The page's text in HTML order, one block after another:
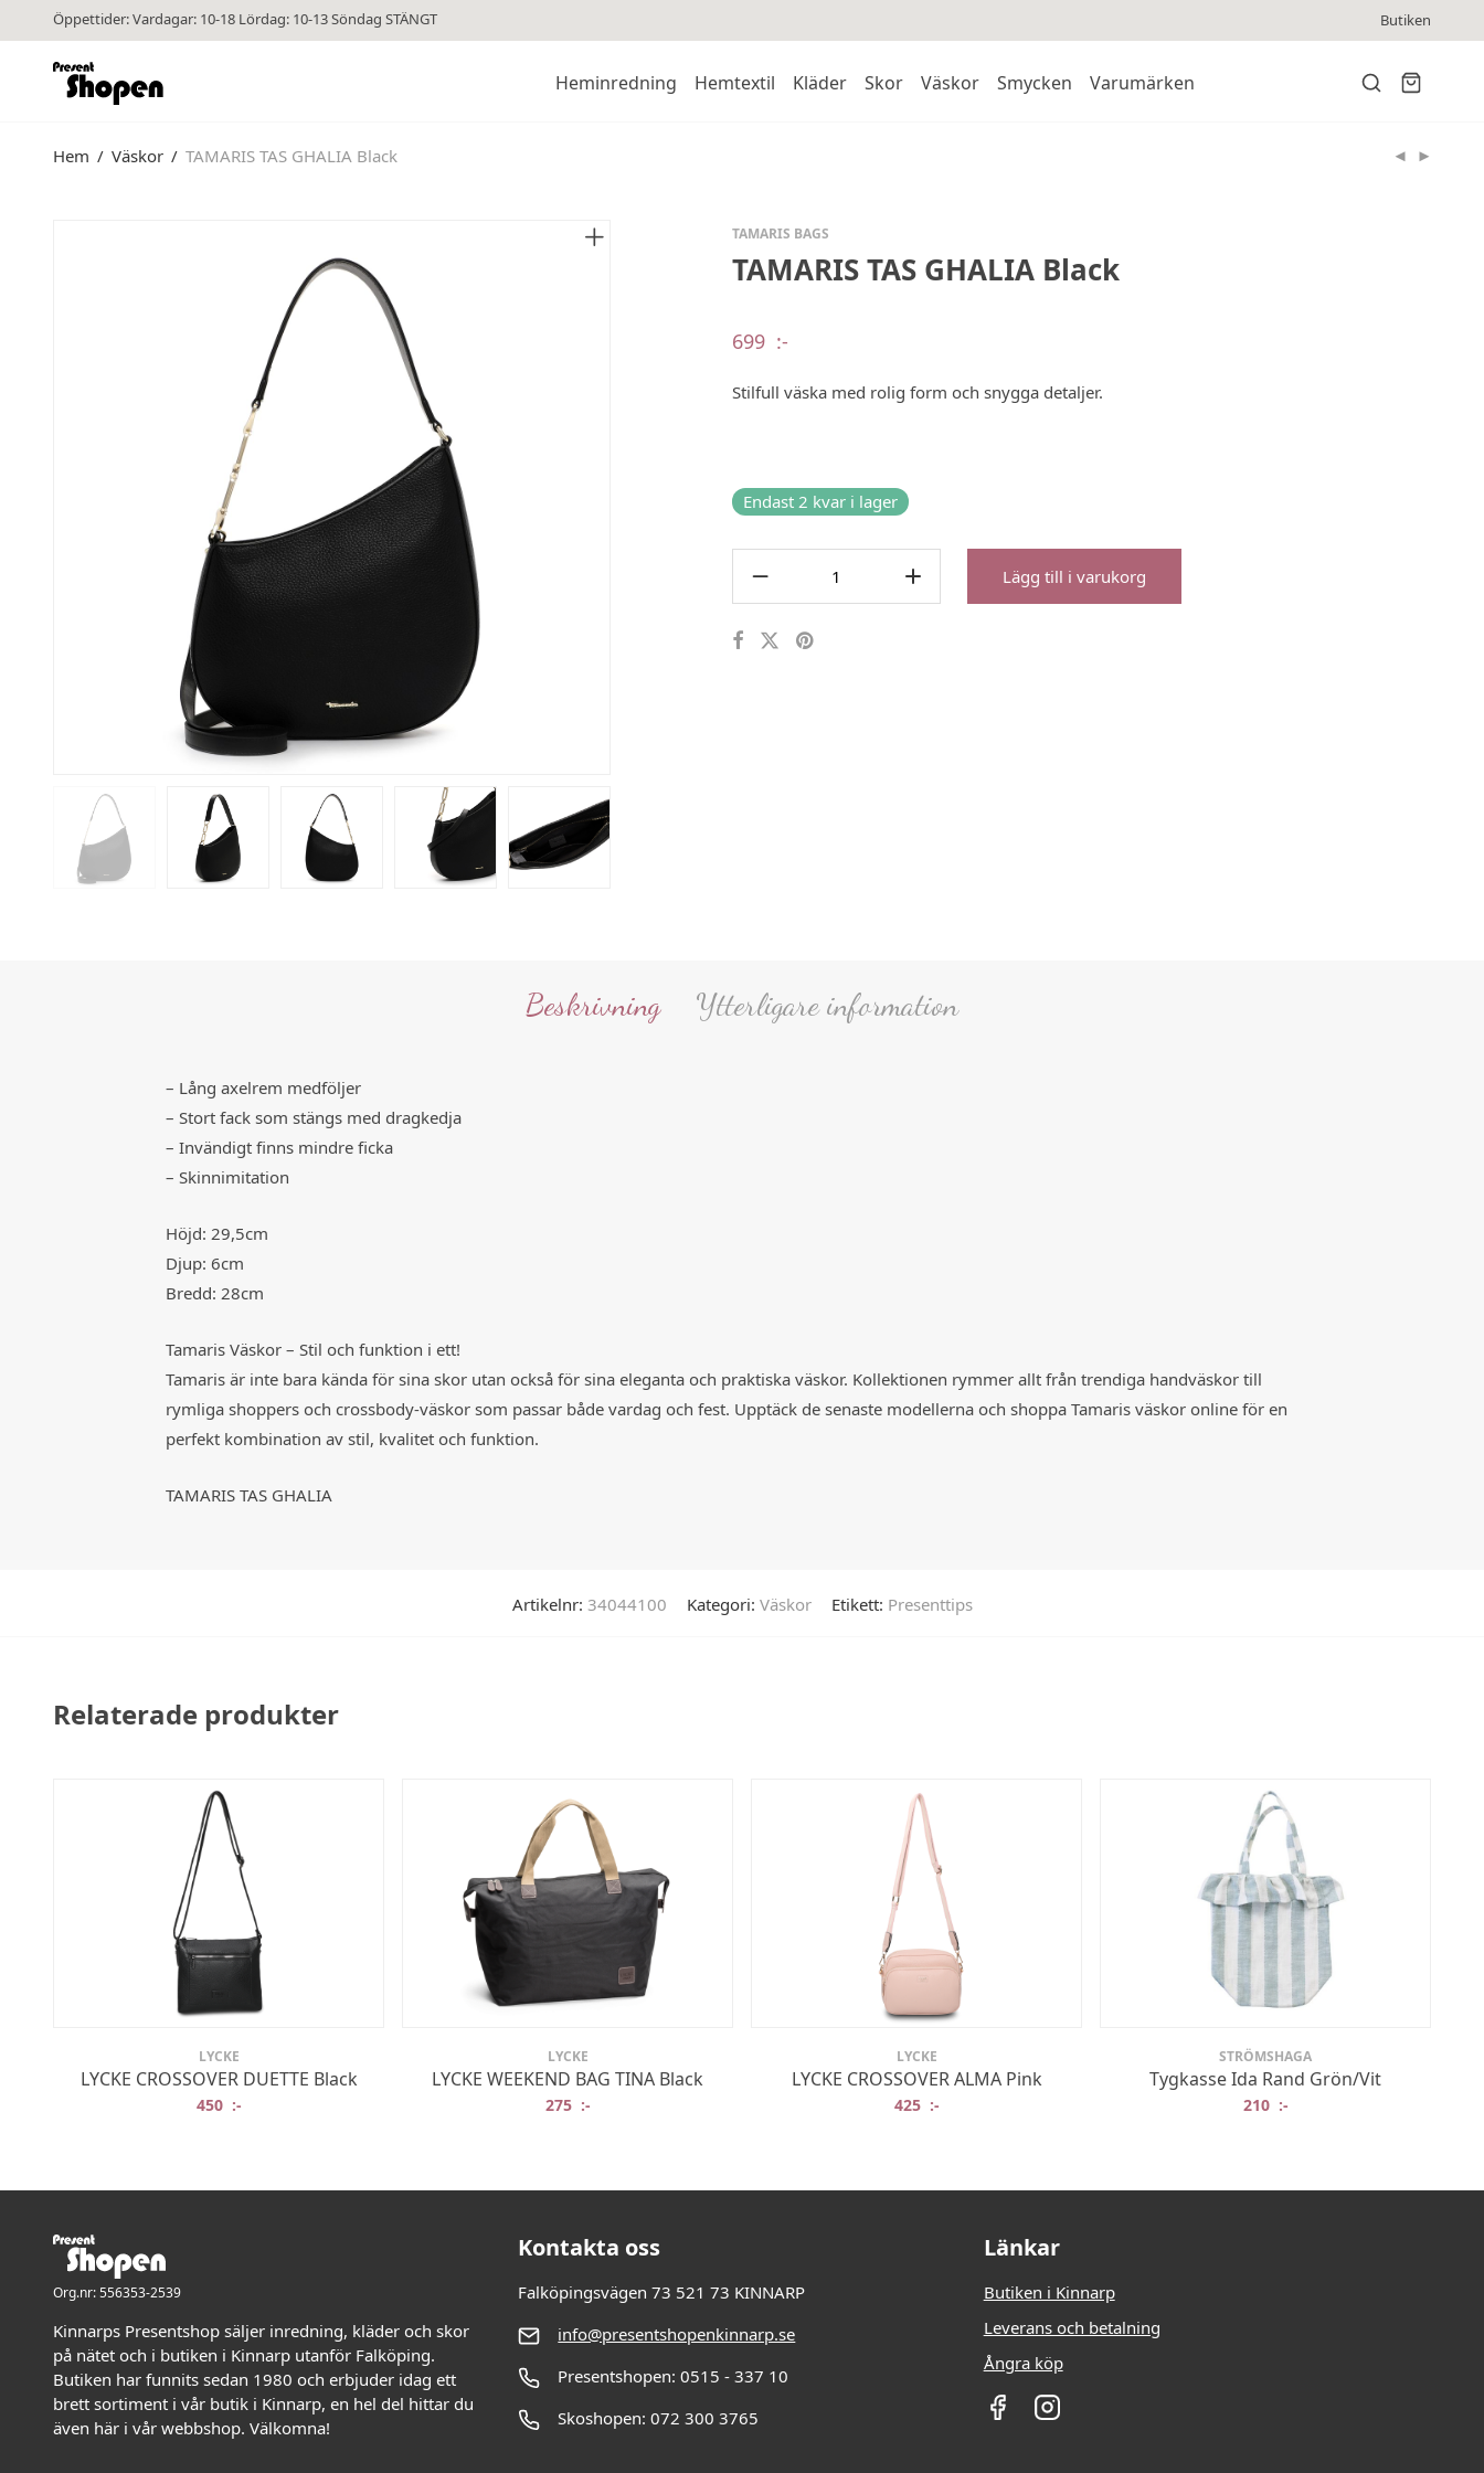
Öppettider: Vardagar: 10-18 Lördag: 10-13 Söndag STÄNGT Butiken
Heminredning Hemtextil Kläder Skor Väskor Smycken Varumärken
Hem / Väskor / TAMARIS TAS GHALIA Black
TAMARIS BAGS
TAMARIS TAS GHALIA Black
699 :-
Stilfull väska med rolig form och snygga detaljer.
Endast 2 kvar i lager
Lägg till i varukorg
Beskrivning Ytterligare information
– Lång axelrem medföljer
– Stort fack som stängs med dragkedja
– Invändigt finns mindre ficka
– Skinnimitation
Höjd: 29,5cm
Djup: 6cm
Bredd: 28cm
Tamaris Väskor – Stil och funktion i ett!
Tamaris är inte bara kända för sina skor utan också för sina eleganta och praktiska väskor. Kollektionen rymmer allt från trendiga handväskor till
rymliga shoppers och crossbody-väskor som passar både vardag och fest. Upptäck de senaste modellerna och shoppa Tamaris väskor online för en
perfekt kombination av stil, kvalitet och funktion.
TAMARIS TAS GHALIA
Artikelnr: 34044100 Kategori: Väskor Etikett: Presenttips
Relaterade produkter
LYCKE
LYCKE CROSSOVER DUETTE Black
450 :-
LYCKE
LYCKE WEEKEND BAG TINA Black
275 :-
LYCKE
LYCKE CROSSOVER ALMA Pink
425 :-
STRÖMSHAGA
Tygkasse Ida Rand Grön/Vit
210 :-
Org.nr: 556353-2539
Kinnarps Presentshop säljer inredning, kläder och skor
på nätet och i butiken i Kinnarp utanför Falköping.
Butiken har funnits sedan 1980 och erbjuder idag ett
brett sortiment i vår butik i Kinnarp, en hel del hittar du
även här i vår webbshop. Välkomna!
Kontakta oss
Falköpingsvägen 73 521 73 KINNARP
info@presentshopenkinnarp.se
Presentshopen: 0515 - 337 10
Skoshopen: 072 300 3765
Länkar
Butiken i Kinnarp
Leverans och betalning
Ångra köp